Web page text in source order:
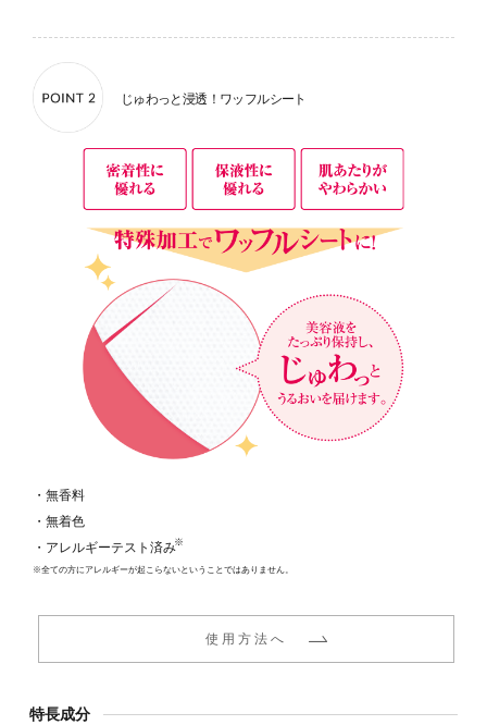
じゅわっと浸透！ワッフルシート
・無香料
・無着色
・アレルギーテスト済み※
※全ての方にアレルギーが起こらないということではありません。
使用方法へ
特長成分